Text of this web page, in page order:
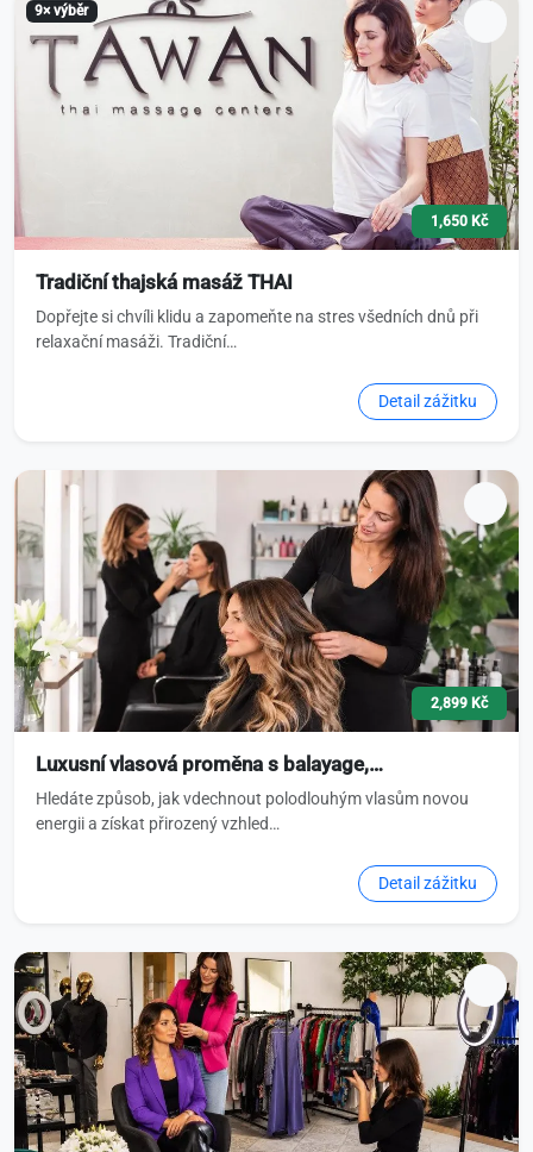
9× výběr
1,650 Kč
Tradiční thajská masáž THAI
Dopřejte si chvíli klidu a zapomeňte na stres všedních dnů při
relaxační masáži. Tradiční…
Detail zážitku
2,899 Kč
Luxusní vlasová proměna s balayage,…
Hledáte způsob, jak vdechnout polodlouhým vlasům novou
energii a získat přirozený vzhled…
Detail zážitku